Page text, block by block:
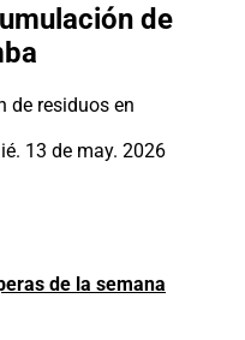
de
13 de may. 2026
de la semana